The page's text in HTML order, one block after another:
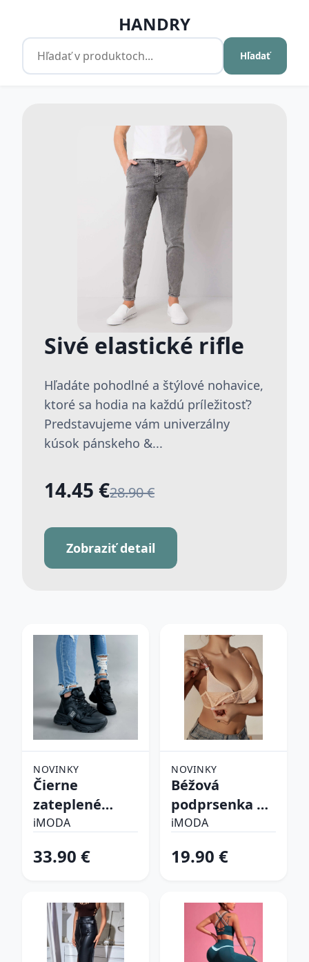
HANDRY
Hľadať
Sivé elastické rifle
Hľadáte pohodlné a štýlové nohavice,
ktoré sa hodia na každú príležitosť?
Predstavujeme vám univerzálny
kúsok pánskeho &...
14.45 €28.90 €
Zobraziť detail
NOVINKY
Čierne
zateplené
tenisky
iMODA
33.90 €
NOVINKY
Béžová
podprsenka na
kojenie
iMODA
19.90 €